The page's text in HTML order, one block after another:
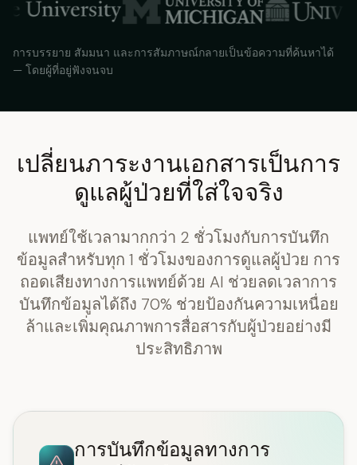
การบรรยาย สัมมนา และการสัมภาษณ์กลายเป็นข้อความที่ค้นหาได้
— โดยผู้ที่อยู่ฟังจนจบ
เปลี่ยนภาระงานเอกสารเป็นการ
ดูแลผู้ป่วยที่ใส่ใจจริง
แพทย์ใช้เวลามากกว่า 2 ชั่วโมงกับการบันทึก
ข้อมูลสำหรับทุก 1 ชั่วโมงของการดูแลผู้ป่วย การ
ถอดเสียงทางการแพทย์ด้วย AI ช่วยลดเวลาการ
บันทึกข้อมูลได้ถึง 70% ช่วยป้องกันความเหนื่อย
ล้าและเพิ่มคุณภาพการสื่อสารกับผู้ป่วยอย่างมี
ประสิทธิภาพ
การบันทึกข้อมูลทางการ